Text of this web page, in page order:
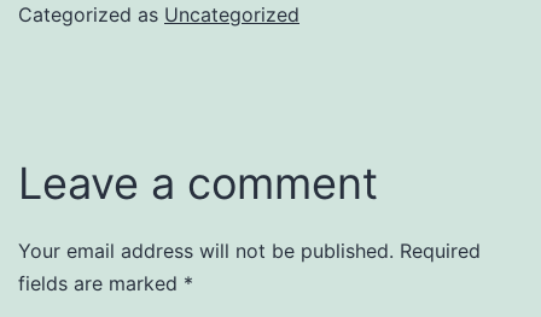
Categorized as Uncategorized
Leave a comment
Your email address will not be published. Required
fields are marked *